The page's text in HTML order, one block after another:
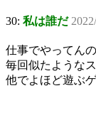
30: 私は誰だ
仕事でやってん
毎回似たような
他でよほど遊ぶ